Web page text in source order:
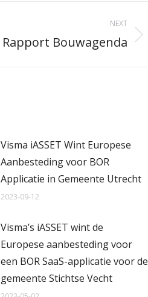
NEXT
Rapport Bouwagenda
Visma iASSET Wint Europese
Aanbesteding voor BOR
Applicatie in Gemeente Utrecht
2023-09-12
Visma’s iASSET wint de
Europese aanbesteding voor
een BOR SaaS-applicatie voor de
gemeente Stichtse Vecht